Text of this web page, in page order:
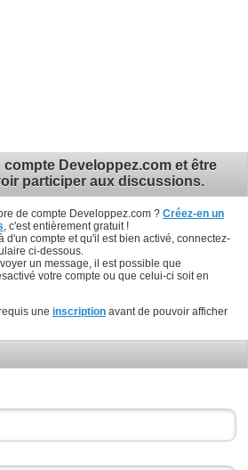
Developpez.com et être
participer aux discussions.
de compte Developpez.com ? Créez-en un
, c'est entièrement gratuit !
d'un compte et qu'il est bien activé, connectez-
ci-dessous.
un message, il est possible que
votre compte ou que celui-ci soit en
une inscription avant de pouvoir afficher